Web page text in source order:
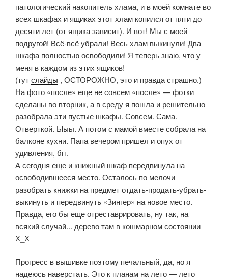
патологический накопитель хлама, и в моей комнате во
всех шкафах и ящиках этот хлам копился от пяти до
десяти лет (от ящика зависит). И вот! Мы с моей
подругой! Всё-всё убрали! Весь хлам выкинули! Два
шкафа полностью освободили! Я теперь знаю, что у
меня в каждом из этих ящиков!
(тутслайды , ОСТОРОЖНО, это и правда страшно.)
На фото «после» еще не совсем «после» — фотки
сделаны во вторник, а в среду я пошла и решительно
разобрала эти пустые шкафы. Совсем. Сама.
Отверткой. Ыыы. А потом с мамой вместе собрала на
балконе кухни. Папа вечером пришел и опух от
удивления, бгг.
А сегодня еще и книжный шкаф передвинула на
освободившееся место. Осталось по мелочи
разобрать книжки на предмет отдать-продать-убрать-
выкинуть и передвинуть «Зингер» на новое место.
Правда, его бы еще отреставрировать, ну так, на
всякий случай... дерево там в кошмарном состоянии
Х_Х
Прогресс в вышивке поэтому печальный, да, но я
надеюсь наверстать. Это к планам на лето — лето